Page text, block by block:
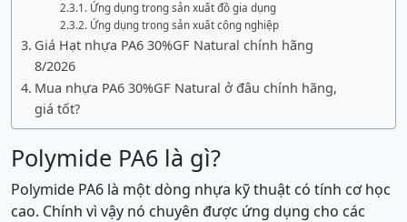
Ứng dụng trong sản xuất đồ gia dụng
Ứng dụng trong sản xuất công nghiệp
Giá Hạt nhựa PA6 30%GF Natural chính hãng
8/2026
Mua nhựa PA6 30%GF Natural ở đâu chính hãng,
giá tốt?
Polymide PA6 là gì?
Polymide PA6 là một dòng nhựa kỹ thuật có tính cơ học
cao. Chính vì vậy nó chuyên được ứng dụng cho các